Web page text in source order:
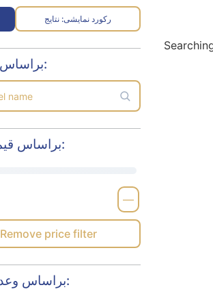
نتایج :رکورد نمایشی
براساس نام هتل:
براساس قیمت ریال:
—
Remove price filter
براساس وعده غذایی: